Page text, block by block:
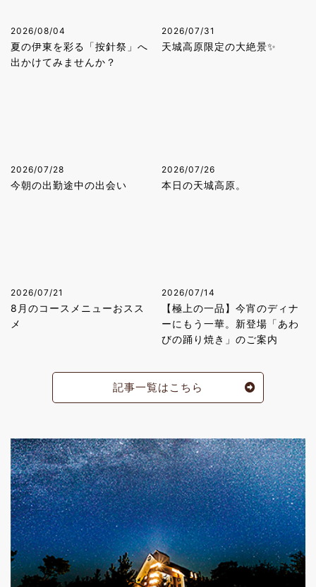
2026/08/04
夏の伊東を彩る「按針祭」へ
出かけてみませんか？
2026/07/31
天城高原限定の大絶景✨
2026/07/28
今朝の出勤途中の出会い
2026/07/26
本日の天城高原。
2026/07/21
8月のコースメニューおスス
メ
2026/07/14
【極上の一品】今宵のディナ
ーにもう一華。新登場「あわ
びの踊り焼き」のご案内
記事一覧はこちら